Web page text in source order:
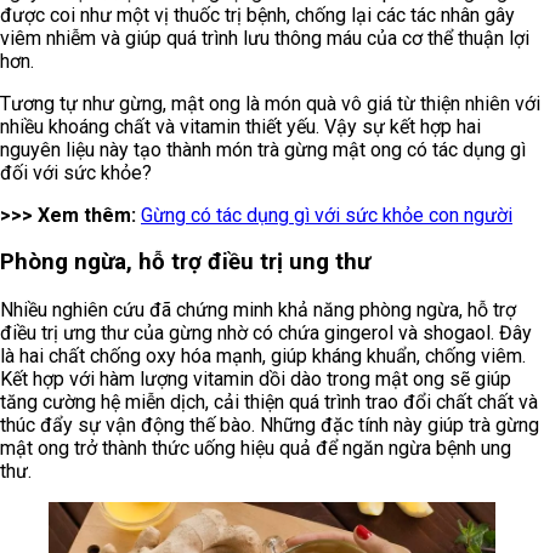
được coi như một vị thuốc trị bệnh, chống lại các tác nhân gây
viêm nhiễm và giúp quá trình lưu thông máu của cơ thể thuận lợi
hơn.
Tương tự như gừng, mật ong là món quà vô giá từ thiện nhiên với
nhiều khoáng chất và vitamin thiết yếu. Vậy sự kết hợp hai
nguyên liệu này tạo thành món trà gừng mật ong có tác dụng gì
đối với sức khỏe?
>>> Xem thêm: Gừng có tác dụng gì với sức khỏe con người
Phòng ngừa, hỗ trợ điều trị ung thư
Nhiều nghiên cứu đã chứng minh khả năng phòng ngừa, hỗ trợ
điều trị ưng thư của gừng nhờ có chứa gingerol và shogaol. Đây
là hai chất chống oxy hóa mạnh, giúp kháng khuẩn, chống viêm.
Kết hợp với hàm lượng vitamin dồi dào trong mật ong sẽ giúp
tăng cường hệ miễn dịch, cải thiện quá trình trao đổi chất chất và
thúc đẩy sự vận động thế bào. Những đặc tính này giúp trà gừng
mật ong trở thành thức uống hiệu quả để ngăn ngừa bệnh ung
thư.